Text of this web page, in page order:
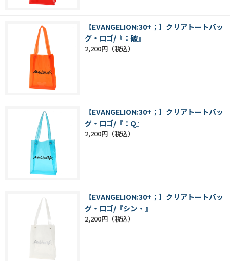
【EVANGELION:30+；】クリアトートバッ
グ・ロゴ/『：破』
2,200円
【EVANGELION:30+；】クリアトートバッ
グ・ロゴ/『：Q』
2,200円
【EVANGELION:30+；】クリアトートバッ
グ・ロゴ/『シン・』
2,200円